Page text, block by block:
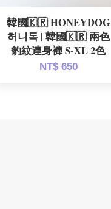
韓國🇰🇷 HONEYDOG
허니독 | 韓國🇰🇷 兩色
豹紋連身褲 S-XL 2色
NT$ 650